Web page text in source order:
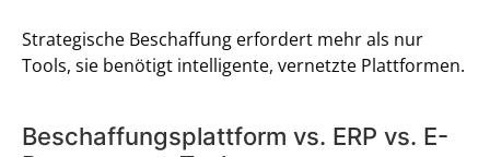
Strategische Beschaffung erfordert mehr als nur
Tools, sie benötigt intelligente, vernetzte Plattformen.
Beschaffungsplattform vs. ERP vs. E-